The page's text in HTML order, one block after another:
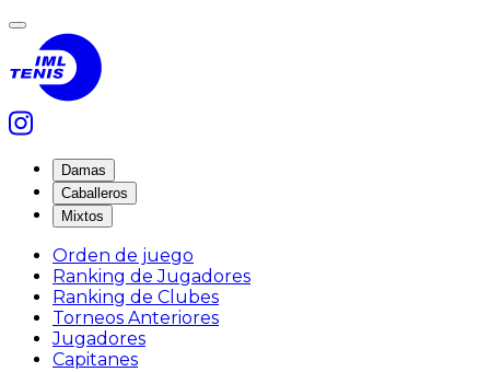
Damas
Caballeros
Mixtos
Orden de juego
Ranking de Jugadores
Ranking de Clubes
Torneos Anteriores
Jugadores
Capitanes